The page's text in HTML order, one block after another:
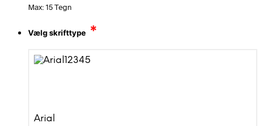
Max: 15 Tegn
Vælg skrifttype *
Arial